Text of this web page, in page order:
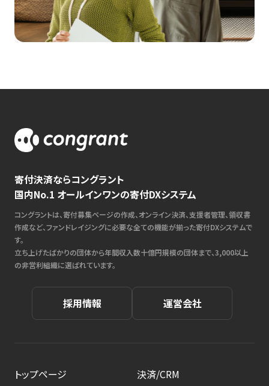
寄付決済ならコングラント
国内No.1 オールインワンの寄付DXシステム
コングラントは、寄付募集ページの作成、オンライン決済、支援者管理、領収書
作成など、ファンドレイジングに必要な全ての機能が揃った寄付DXシステムで
す。
立ち上げたばかりの団体から年間収入数十億円規模の団体まで、3,000以上
の非営利組織に選ばれています。
採用情報 運営会社
トップページ
決済/CRM